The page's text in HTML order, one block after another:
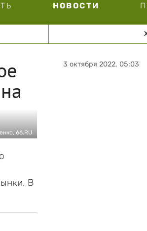
НОВОСТИ
66.RU
В
3 октября 2022, 05:03